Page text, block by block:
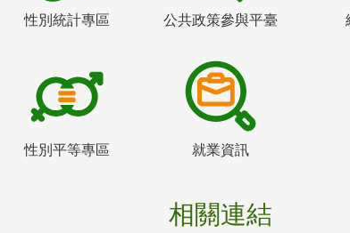
性別統計專區 公共政策參與平臺
性別平等專區 就業資訊
相關連結